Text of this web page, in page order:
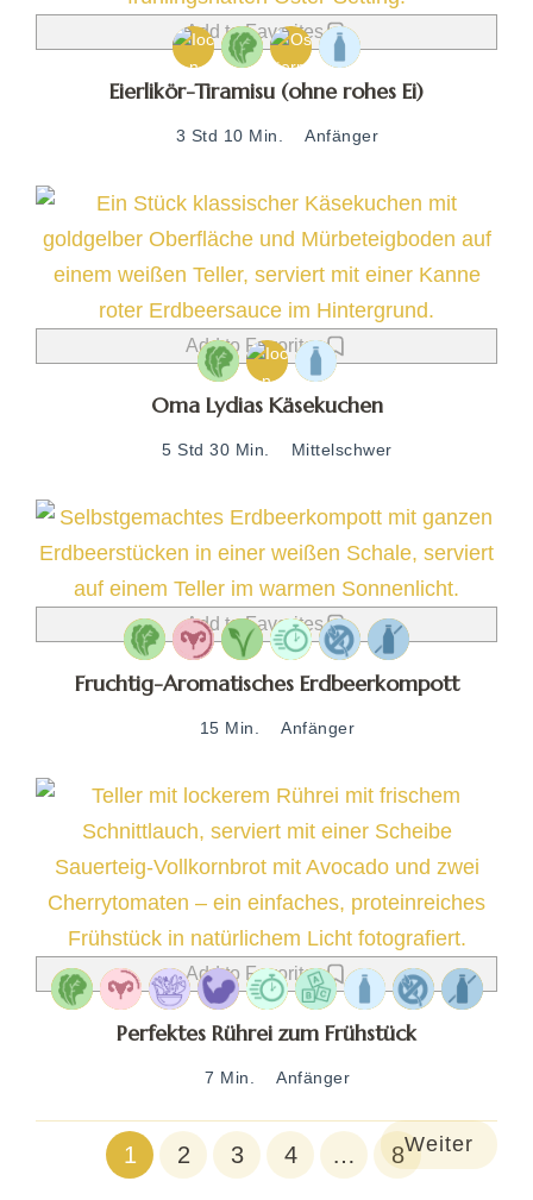
Add to Favorites
Eierlikör-Tiramisu (ohne rohes Ei)
3 Std 10 Min. Anfänger
Add to Favorites
Oma Lydias Käsekuchen
5 Std 30 Min. Mittelschwer
Add to Favorites
Fruchtig-Aromatisches Erdbeerkompott
15 Min. Anfänger
Add to Favorites
Perfektes Rührei zum Frühstück
7 Min. Anfänger
1 2 3 4 … 8Weiter